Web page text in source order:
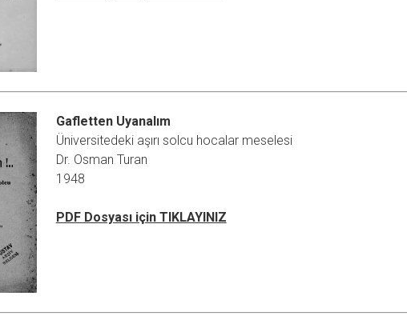
Gafletten Uyanalım
Üniversitedeki aşırı solcu hocalar meselesi
Dr. Osman Turan
1948
PDF Dosyası için TIKLAYINIZ